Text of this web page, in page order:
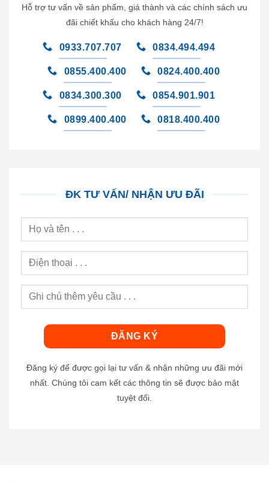
Hỗ trợ tư vấn về sản phẩm, giá thành và các chính sách ưu
đãi chiết khấu cho khách hàng 24/7!
0933.707.707 0834.494.494
0855.400.400 0824.400.400
0834.300.300 0854.901.901
0899.400.400 0818.400.400
ĐK TƯ VẤN/ NHẬN ƯU ĐÃI
Đăng ký để được gọi lại tư vấn & nhận những ưu đãi mới
nhất. Chúng tôi cam kết các thông tin sẽ được bảo mật
tuyệt đối.